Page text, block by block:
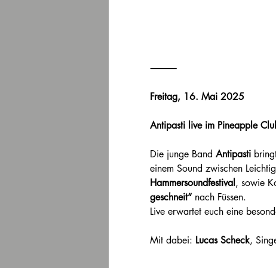
⸻
Freitag, 16. Mai 2025
Antipasti live im Pineapple
Die junge Band Antipasti bringt
einem Sound zwischen
Hammersoundfestival , sowie
geschneit“ nach Füssen.
Live erwartet euch eine
Mit dabei: Lucas Scheck,